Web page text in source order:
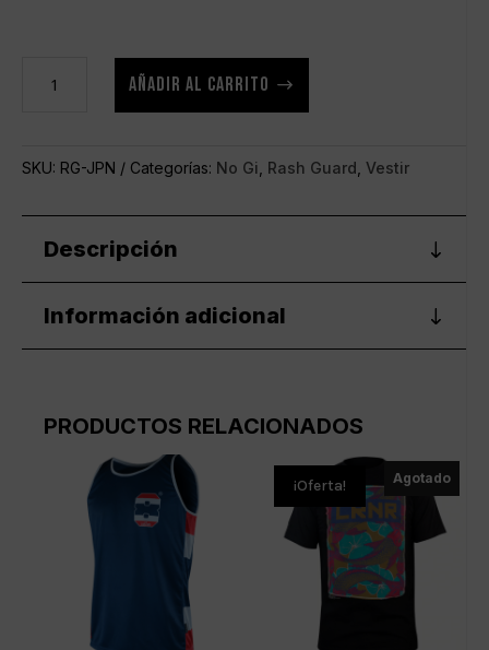
cantidad
AÑADIR AL CARRITO
SKU: RG-JPN Categorías: No Gi Rash Guard Vestir
Descripción
Información adicional
PRODUCTOS RELACIONADOS
¡Oferta! Agotado